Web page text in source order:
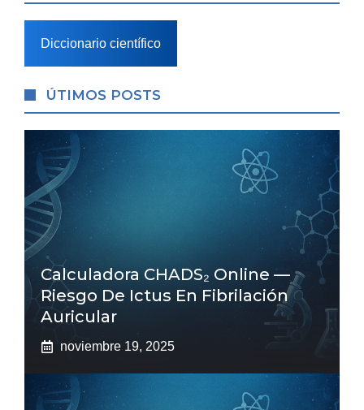
Diccionario científico
ÚTIMOS POSTS
Calculadora CHADS₂ Online —
Riesgo De Ictus En Fibrilación
Auricular
noviembre 19, 2025